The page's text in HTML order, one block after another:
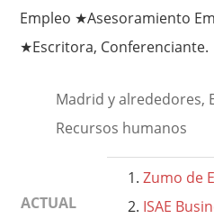
Empleo ★Asesoramiento
★Escritora, Conferenciante.
Madrid y alrededores,
Recursos humanos
ACTUAL
Zumo de
ISAE